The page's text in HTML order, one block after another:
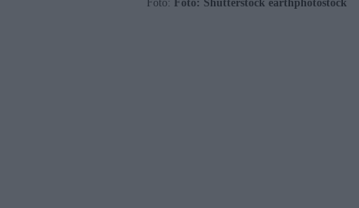
Fotó: Fotó: Shutterstock earthphotostock